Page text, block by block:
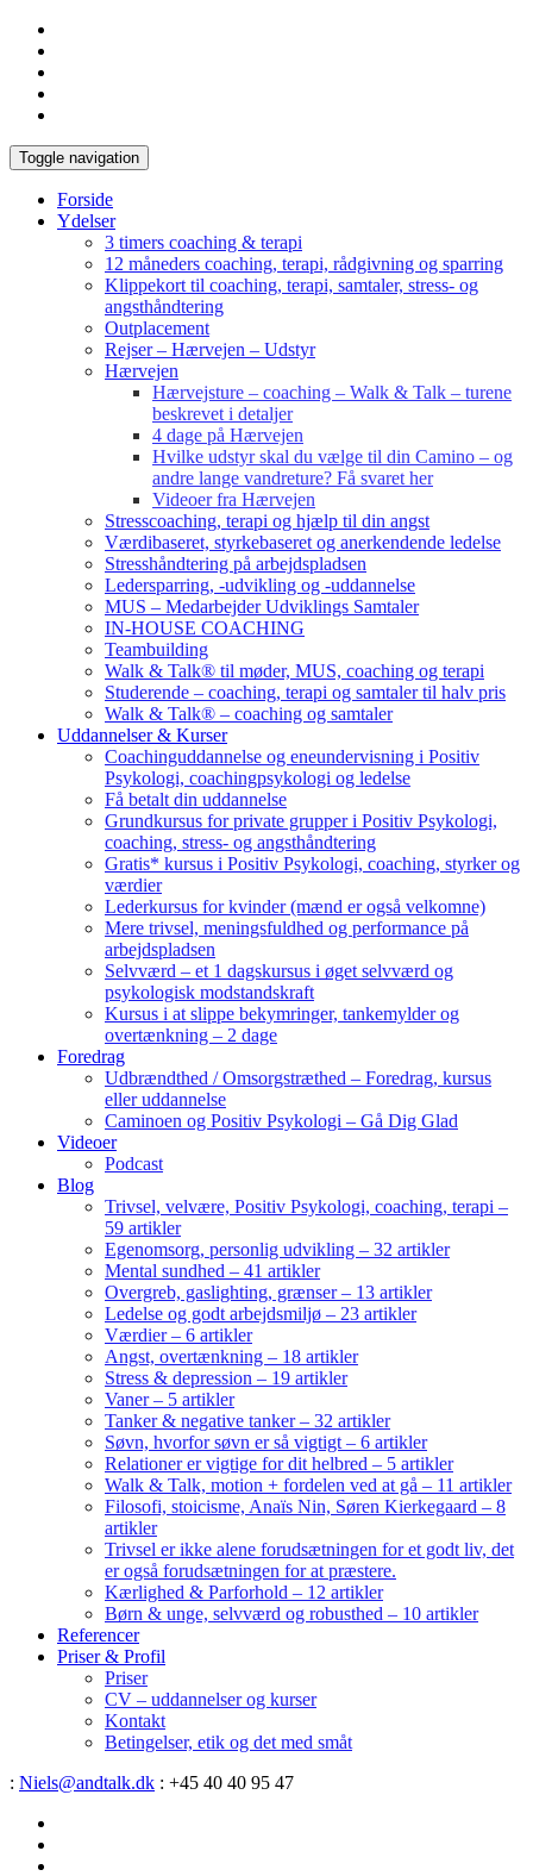
Toggle navigation
Forside
Ydelser
3 timers coaching & terapi
12 måneders coaching, terapi, rådgivning og sparring
Klippekort til coaching, terapi, samtaler, stress- og
angsthåndtering
Outplacement
Rejser – Hærvejen – Udstyr
Hærvejen
Hærvejsture – coaching – Walk & Talk – turene
beskrevet i detaljer
4 dage på Hærvejen
Hvilke udstyr skal du vælge til din Camino – og
andre lange vandreture? Få svaret her
Videoer fra Hærvejen
Stresscoaching, terapi og hjælp til din angst
Værdibaseret, styrkebaseret og anerkendende ledelse
Stresshåndtering på arbejdspladsen
Ledersparring, -udvikling og -uddannelse
MUS – Medarbejder Udviklings Samtaler
IN-HOUSE COACHING
Teambuilding
Walk & Talk® til møder, MUS, coaching og terapi
Studerende – coaching, terapi og samtaler til halv pris
Walk & Talk® – coaching og samtaler
Uddannelser & Kurser
Coachinguddannelse og eneundervisning i Positiv
Psykologi, coachingpsykologi og ledelse
Få betalt din uddannelse
Grundkursus for private grupper i Positiv Psykologi,
coaching, stress- og angsthåndtering
Gratis* kursus i Positiv Psykologi, coaching, styrker og
værdier
Lederkursus for kvinder (mænd er også velkomne)
Mere trivsel, meningsfuldhed og performance på
arbejdspladsen
Selvværd – et 1 dagskursus i øget selvværd og
psykologisk modstandskraft
Kursus i at slippe bekymringer, tankemylder og
overtænkning – 2 dage
Foredrag
Udbrændthed / Omsorgstræthed – Foredrag, kursus
eller uddannelse
Caminoen og Positiv Psykologi – Gå Dig Glad
Videoer
Podcast
Blog
Trivsel, velvære, Positiv Psykologi, coaching, terapi –
59 artikler
Egenomsorg, personlig udvikling – 32 artikler
Mental sundhed – 41 artikler
Overgreb, gaslighting, grænser – 13 artikler
Ledelse og godt arbejdsmiljø – 23 artikler
Værdier – 6 artikler
Angst, overtænkning – 18 artikler
Stress & depression – 19 artikler
Vaner – 5 artikler
Tanker & negative tanker – 32 artikler
Søvn, hvorfor søvn er så vigtigt – 6 artikler
Relationer er vigtige for dit helbred – 5 artikler
Walk & Talk, motion + fordelen ved at gå – 11 artikler
Filosofi, stoicisme, Anaïs Nin, Søren Kierkegaard – 8
artikler
Trivsel er ikke alene forudsætningen for et godt liv, det
er også forudsætningen for at præstere.
Kærlighed & Parforhold – 12 artikler
Børn & unge, selvværd og robusthed – 10 artikler
Referencer
Priser & Profil
Priser
CV – uddannelser og kurser
Kontakt
Betingelser, etik og det med småt
: Niels@andtalk.dk : +45 40 40 95 47